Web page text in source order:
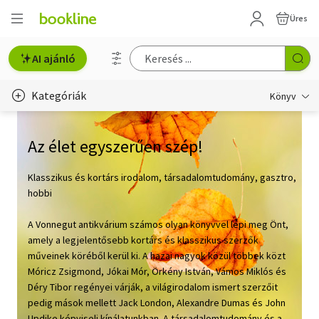
Üres
AI ajánló
Kategóriák Könyv
Életmód, egészség
Gyermek- és ifjúsági
Hobbi, szabadidő
Irodalom
Művészet
Szakkönyv
Az élet egyszerűen szép!
Klasszikus és kortárs irodalom, társadalomtudomány, gasztro,
hobbi
A Vonnegut antikvárium számos olyan könyvvel lepi meg Önt,
amely a legjelentősebb kortárs és klasszikus szerzők
műveinek köréből kerül ki. A hazai nagyok közül többek közt
Móricz Zsigmond, Jókai Mór, Örkény István, Vámos Miklós és
Déry Tibor regényei várják, a világirodalom ismert szerzőit
pedig mások mellett Jack London, Alexandre Dumas és John